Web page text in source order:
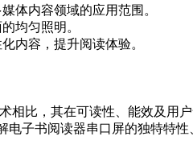
体内容领域的应用范围。
均匀照明。
内容，提升阅读体验。
相比，其在可读性、能效及用
子书阅读器串口屏的独特特